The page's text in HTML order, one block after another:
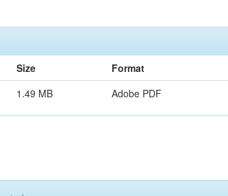
Size
Format
1.49 MB Adobe PDF